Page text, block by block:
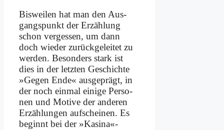
Bis­wei­len hat man den Aus­
gangs­punkt der Er­zäh­lung
schon ver­ges­sen, um dann
doch wie­der zu­rück­ge­lei­tet zu
wer­den. Be­son­ders stark ist
dies in der letz­ten Ge­schich­te
»Ge­gen En­de« aus­ge­prägt, in
der noch ein­mal ei­ni­ge Per­so­
nen und Mo­ti­ve der an­de­ren
Er­zäh­lun­gen auf­schei­nen. Es
be­ginnt bei der »Kasina«-